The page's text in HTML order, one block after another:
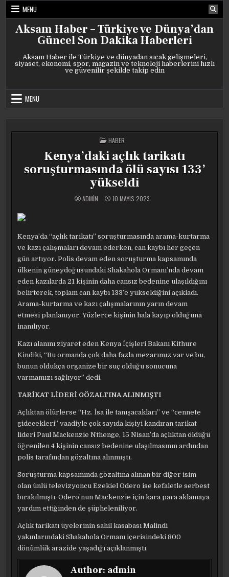
Skip
content
MENU
Aksam Haber – Türkiye ve Dünya’dan
Güncel Son Dakika Haberleri
Aksam Haber ile Türkiye ve dünyadan sıcak gelişmeleri,
siyaset, ekonomi, spor, magazin ve teknoloji haberlerini hızlı
ve güvenilir şekilde takip edin
MENU
POSTED
IN
HABER
Kenya’daki açlık tarikatı
soruşturmasında ölü sayısı 133’
yükseldi
ADMIN 10 MAYIS 2023
Kenya’da “açlık tarikatı” soruşturmasında arama-kurtarma
ve kazı çalışmaları devam ederken, can kaybı her geçen
gün artıyor. Polis devam eden soruşturma kapsamında
ülkenin güneydoğusundaki Shakahola Ormanı’nda devam
eden kazılarda 21 kişinin daha cansız bedenine ulaşıldığını
belirterek, toplam can kaybı 133’e yükseldiğini açıkladı.
Arama-kurtarma ve kazı çalışmalarının yarın devam
etmesi planlanıyor. Yüzlerce kişinin hala kayıp olduğuna
inanılıyor.
Kazı alanını ziyaret eden Kenya İçişleri Bakanı Kithure
Kindiki, “Bu ormanda çok daha fazla mezarımız var ve bu,
bunun oldukça organize bir suç olduğu sonucuna
varmamızı sağlıyor” dedi.
TARİKAT LİDERİ GÖZALTINA ALINMIŞTI
Açlıktan ölürlerse “Hz. İsa ile tanışacakları” ve “cennete
gidecekleri” vaadiyle çok sayıda kişiyi kandıran tarikat
lideri Paul Mackenzie Nthenge, 15 Nisan’da açlıktan öldüğü
öğrenilen 4 kişinin cansız bedenine ulaşılmasının ardından
polis tarafından gözaltına alınmıştı.
Soruşturma kapsamında gözaltına alınan bir diğer isim
olan ünlü televizyoncu Ezekiel Odero ise kefaletle serbest
bırakılmıştı. Odero’nun Mackenzie için kara para aklamaya
yardım ettiğinden de şüpheleniliyor.
Açlık tarikatı üyelerinin sahil kasabası Malindi
yakınlarındaki Shakahola Ormanı içerisindeki 800
dönümlük arazide yaşadığı açıklanmıştı.
Author: admin